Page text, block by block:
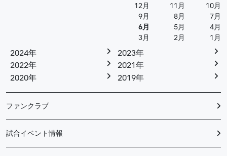
12月 11月
10月
9月
8月
7月
6月
5月
4月
3月
2月 1月
2024年
2023年
2022年
2021年
2020年
2019年
ファンクラブ
試合イベント情報